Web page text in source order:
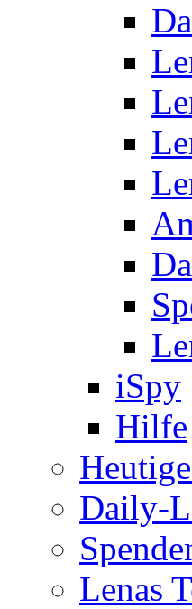
iSpy
Hilfe
Daily-
Lenas